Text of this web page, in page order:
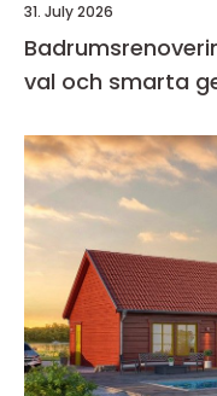
31. July 2026
Badrumsrenovering
val och smarta